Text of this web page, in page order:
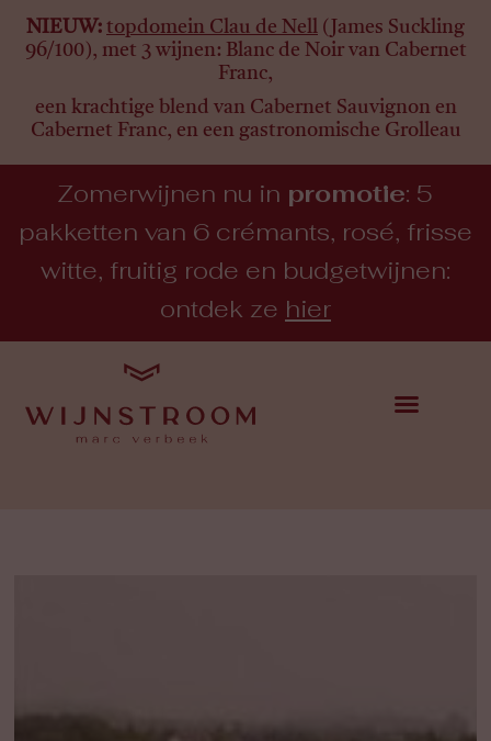
NIEUW: topdomein Clau de Nell (James Suckling
96/100), met 3 wijnen: Blanc de Noir van Cabernet
Franc,
een krachtige blend van Cabernet Sauvignon en
Cabernet Franc, en een gastronomische Grolleau
Zomerwijnen nu in promotie: 5
pakketten van 6 crémants, rosé, frisse
witte, fruitig rode en budgetwijnen:
ontdek ze hier